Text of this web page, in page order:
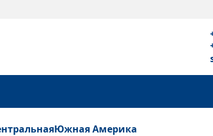
Южная Америка